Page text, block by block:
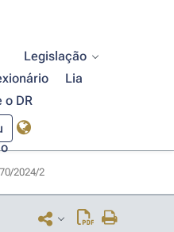
Legislação
Lia
o DR
2024/2